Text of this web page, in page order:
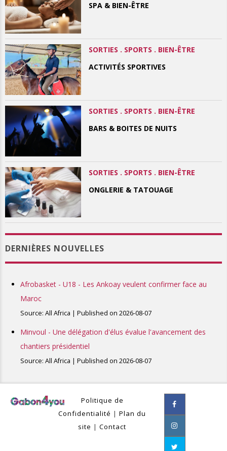
SPA & BIEN-ÊTRE
SORTIES . SPORTS . BIEN-ÊTRE
ACTIVITÉS SPORTIVES
SORTIES . SPORTS . BIEN-ÊTRE
BARS & BOITES DE NUITS
SORTIES . SPORTS . BIEN-ÊTRE
ONGLERIE & TATOUAGE
DERNIÈRES NOUVELLES
Afrobasket - U18 - Les Ankoay veulent confirmer face au
Maroc
Source: All Africa Published on 2026-08-07
Minvoul - Une délégation d'élus évalue l'avancement des
chantiers présidentiel
Source: All Africa Published on 2026-08-07
Politique de
Confidentialité | Plan du
site | Contact